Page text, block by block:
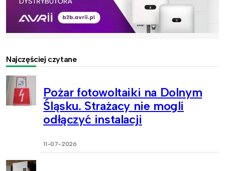
Najczęściej czytane
Pożar fotowoltaiki na Dolnym
Śląsku. Strażacy nie mogli
odłączyć instalacji
11-07-2026